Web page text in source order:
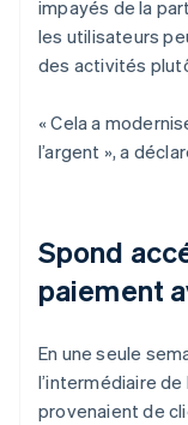
impayés de la
les utilisateurs
des activités
« Cela a
l’argent », a
Spond
paiement
En une seule
l’intermédiaire
provenaient de